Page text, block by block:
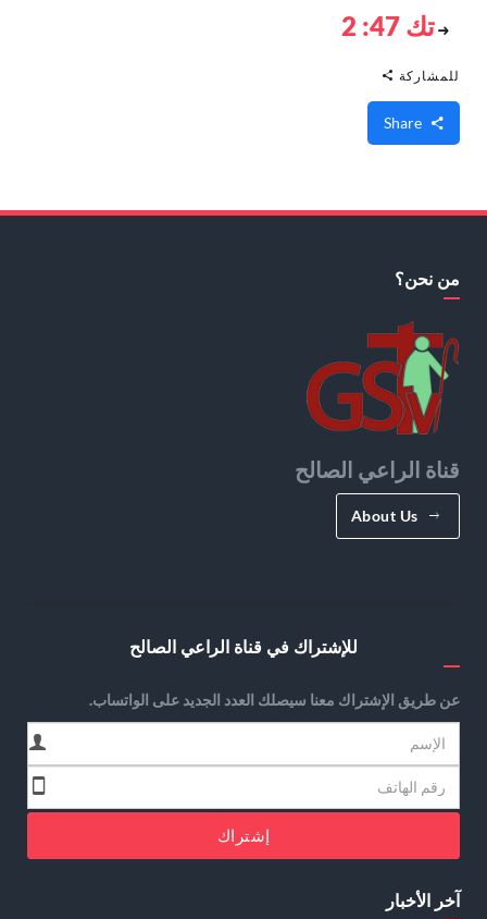
تك 47: 2
للمشاركة
من نحن؟
قناة الراعي الصالح
About Us
للإشتراك في قناة الراعي الصالح
عن طريق الإشتراك معنا سيصلك العدد الجديد على الواتساب.
إشتراك
آخر الأخبار